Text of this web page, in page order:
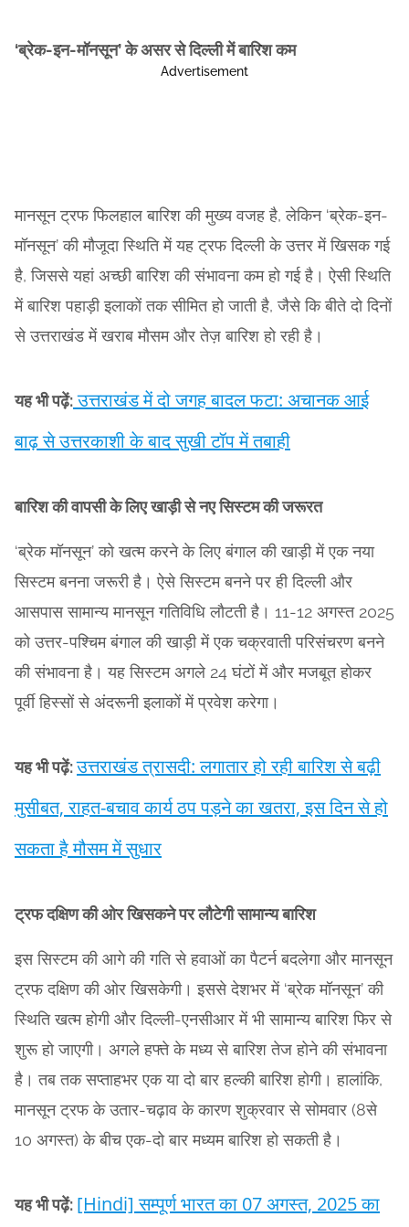
‘ब्रेक-इन-मॉनसून’ के असर से दिल्ली में बारिश कम
Advertisement
मानसून ट्रफ फिलहाल बारिश की मुख्य वजह है, लेकिन ‘ब्रेक-इन-
मॉनसून’ की मौजूदा स्थिति में यह ट्रफ दिल्ली के उत्तर में खिसक गई
है, जिससे यहां अच्छी बारिश की संभावना कम हो गई है। ऐसी स्थिति
में बारिश पहाड़ी इलाकों तक सीमित हो जाती है, जैसे कि बीते दो दिनों
से उत्तराखंड में खराब मौसम और तेज़ बारिश हो रही है।
यह भी पढ़ें:उत्तराखंड में दो जगह बादल फटा: अचानक आई
बाढ़ से उत्तरकाशी के बाद सुखी टॉप में तबाही
बारिश की वापसी के लिए खाड़ी से नए सिस्टम की जरूरत
‘ब्रेक मॉनसून’ को खत्म करने के लिए बंगाल की खाड़ी में एक नया
सिस्टम बनना जरूरी है। ऐसे सिस्टम बनने पर ही दिल्ली और
आसपास सामान्य मानसून गतिविधि लौटती है। 11-12 अगस्त 2025
को उत्तर-पश्चिम बंगाल की खाड़ी में एक चक्रवाती परिसंचरण बनने
की संभावना है। यह सिस्टम अगले 24 घंटों में और मजबूत होकर
पूर्वी हिस्सों से अंदरूनी इलाकों में प्रवेश करेगा।
यह भी पढ़ें:उत्तराखंड त्रासदी: लगातार हो रही बारिश से बढ़ी
मुसीबत, राहत-बचाव कार्य ठप पड़ने का खतरा, इस दिन से हो
सकता है मौसम में सुधार
ट्रफ दक्षिण की ओर खिसकने पर लौटेगी सामान्य बारिश
इस सिस्टम की आगे की गति से हवाओं का पैटर्न बदलेगा और मानसून
ट्रफ दक्षिण की ओर खिसकेगी। इससे देशभर में ‘ब्रेक मॉनसून’ की
स्थिति खत्म होगी और दिल्ली-एनसीआर में भी सामान्य बारिश फिर से
शुरू हो जाएगी। अगले हफ्ते के मध्य से बारिश तेज होने की संभावना
है। तब तक सप्ताहभर एक या दो बार हल्की बारिश होगी। हालांकि,
मानसून ट्रफ के उतार-चढ़ाव के कारण शुक्रवार से सोमवार (8से
10 अगस्त) के बीच एक-दो बार मध्यम बारिश हो सकती है।
यह भी पढ़ें: [Hindi] सम्पूर्ण भारत का 07 अगस्त, 2025 का